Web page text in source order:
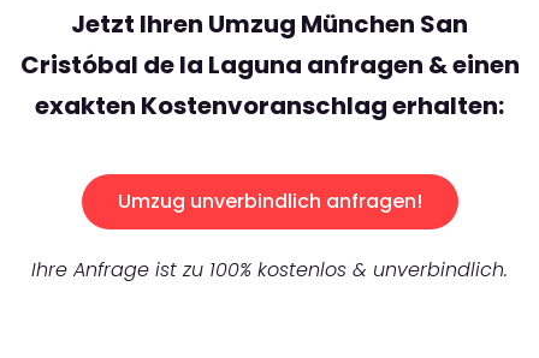
Jetzt Ihren Umzug München San
Cristóbal de la Laguna anfragen & einen
exakten Kostenvoranschlag erhalten:
Umzug unverbindlich anfragen!
Ihre Anfrage ist zu 100% kostenlos & unverbindlich.